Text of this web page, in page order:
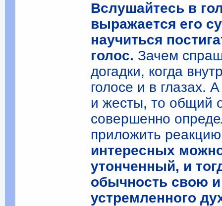
Вслушайтесь в
выражается его
научиться
голос. Зачем
догадки, когда
голосе и в глазах.
и жесты, то общий
совершенно
приложить
интересных
утонченный, и
обычность свою
устремленного